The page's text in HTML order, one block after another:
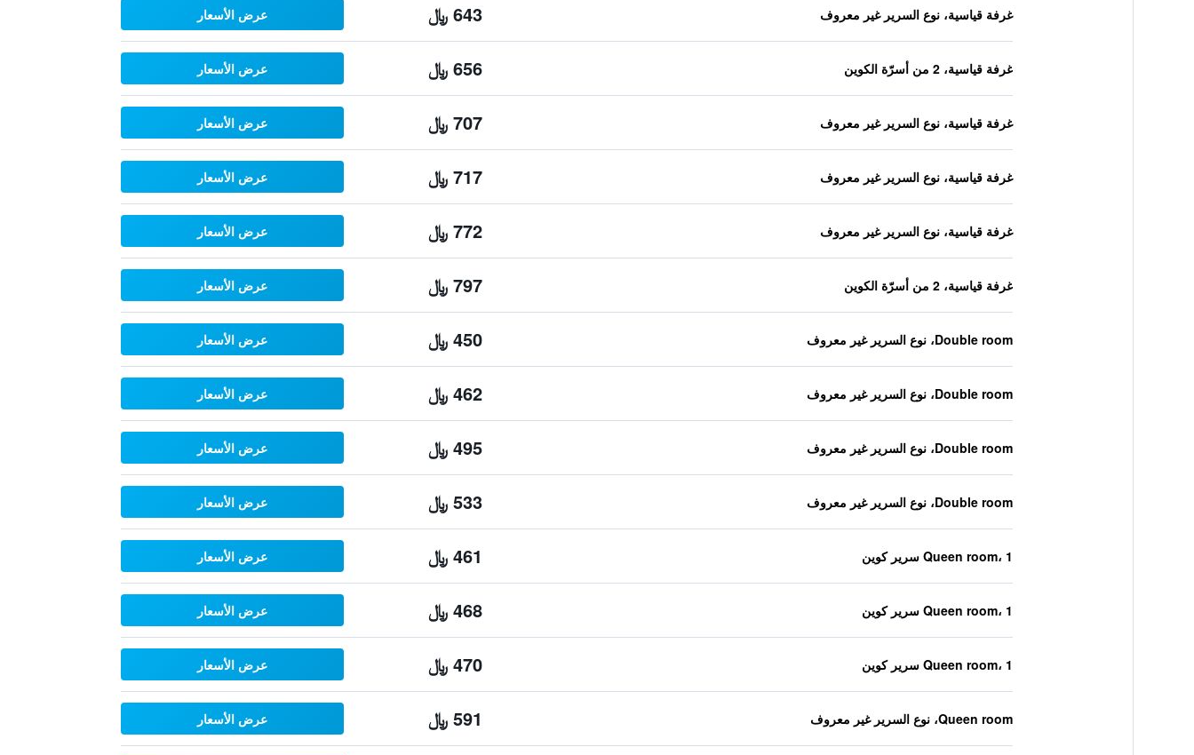
غرفة قياسية، نوع السرير غير معروف 643 ﷼ عرض الأسعار
غرفة قياسية، 2 من أسرّة الكوين 656 ﷼ عرض الأسعار
غرفة قياسية، نوع السرير غير معروف 707 ﷼ عرض الأسعار
غرفة قياسية، نوع السرير غير معروف 717 ﷼ عرض الأسعار
غرفة قياسية، نوع السرير غير معروف 772 ﷼ عرض الأسعار
غرفة قياسية، 2 من أسرّة الكوين 797 ﷼ عرض الأسعار
Double room، نوع السرير غير معروف 450 ﷼ عرض الأسعار
Double room، نوع السرير غير معروف 462 ﷼ عرض الأسعار
Double room، نوع السرير غير معروف 495 ﷼ عرض الأسعار
Double room، نوع السرير غير معروف 533 ﷼ عرض الأسعار
Queen room، 1 سرير كوين 461 ﷼ عرض الأسعار
Queen room، 1 سرير كوين 468 ﷼ عرض الأسعار
Queen room، 1 سرير كوين 470 ﷼ عرض الأسعار
Queen room، نوع السرير غير معروف 591 ﷼ عرض الأسعار